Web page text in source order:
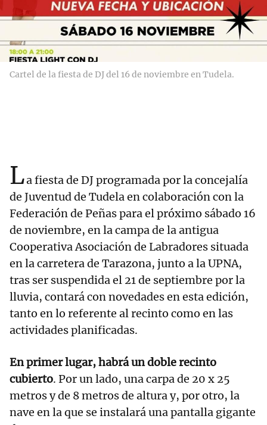
Cartel de la fiesta de DJ del 16 de noviembre en Tudela.
La fiesta de DJ programada por la concejalía
de Juventud de Tudela en colaboración con la
Federación de Peñas para el próximo sábado 16
de noviembre, en la campa de la antigua
Cooperativa Asociación de Labradores situada
en la carretera de Tarazona, junto a la UPNA,
tras ser suspendida el 21 de septiembre por la
lluvia, contará con novedades en esta edición,
tanto en lo referente al recinto como en las
actividades planificadas.
En primer lugar, habrá un doble recinto
cubierto. Por un lado, una carpa de 20 x 25
metros y de 8 metros de altura y, por otro, la
nave en la que se instalará una pantalla gigante